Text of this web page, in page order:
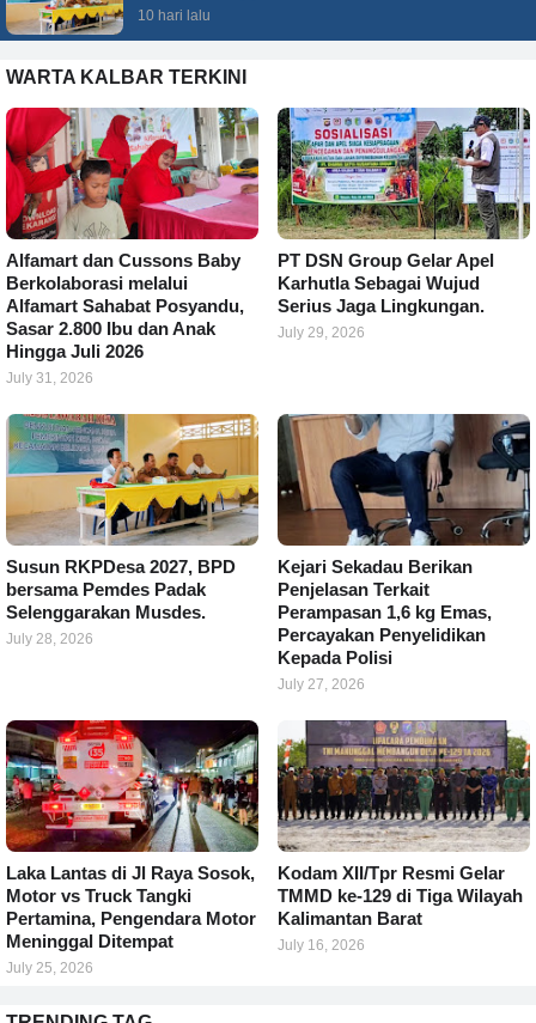
10 hari lalu
WARTA KALBAR TERKINI
Alfamart dan Cussons Baby
Berkolaborasi melalui
Alfamart Sahabat Posyandu,
Sasar 2.800 Ibu dan Anak
Hingga Juli 2026
July 31, 2026
PT DSN Group Gelar Apel
Karhutla Sebagai Wujud
Serius Jaga Lingkungan.
July 29, 2026
Susun RKPDesa 2027, BPD
bersama Pemdes Padak
Selenggarakan Musdes.
July 28, 2026
Kejari Sekadau Berikan
Penjelasan Terkait
Perampasan 1,6 kg Emas,
Percayakan Penyelidikan
Kepada Polisi
July 27, 2026
Laka Lantas di Jl Raya Sosok,
Motor vs Truck Tangki
Pertamina, Pengendara Motor
Meninggal Ditempat
July 25, 2026
Kodam XII/Tpr Resmi Gelar
TMMD ke-129 di Tiga Wilayah
Kalimantan Barat
July 16, 2026